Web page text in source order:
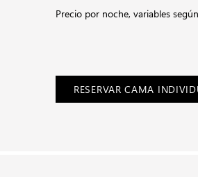
Precio por noche, variables
RESERVAR CAMA